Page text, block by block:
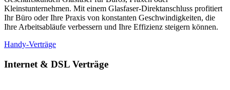
Kleinstunternehmen. Mit einem Glasfaser-Direktanschluss profitiert
Ihr Büro oder Ihre Praxis von konstanten Geschwindigkeiten, die
Ihre Arbeitsabläufe verbessern und Ihre Effizienz steigern können.
Handy-Verträge
Internet & DSL Verträge